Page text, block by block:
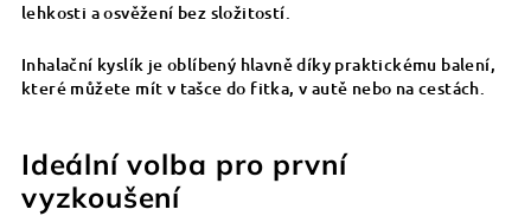
lehkosti a osvěžení bez složitostí.
Inhalační kyslík je oblíbený hlavně díky praktickému balení,
které můžete mít v tašce do fitka, v autě nebo na cestách.
Ideální volba pro první
vyzkoušení